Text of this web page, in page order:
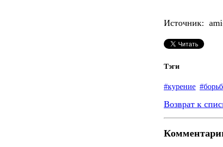
Источник:
Тэги
#курение
Возврат к